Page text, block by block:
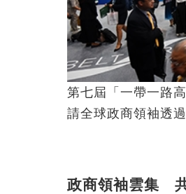
第七屆「一帶一路
請全球政商領袖透
政商領袖雲集